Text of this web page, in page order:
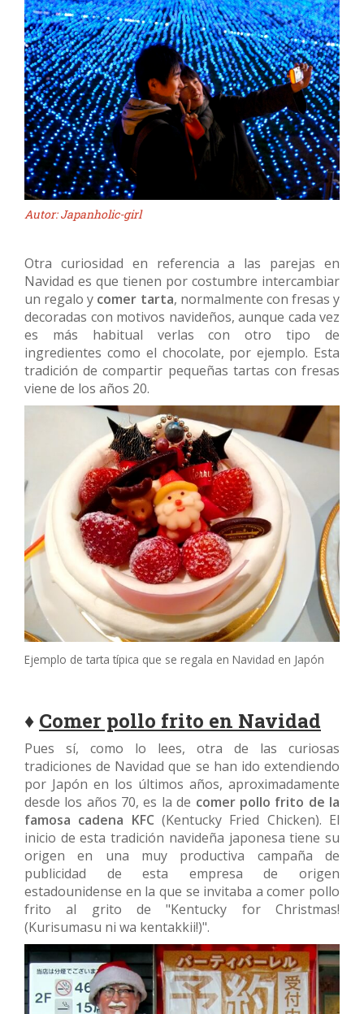
Autor: Japanholic-girl
Otra curiosidad en referencia a las parejas en
Navidad es que tienen por costumbre intercambiar
un regalo y comer tarta, normalmente con fresas y
decoradas con motivos navideños, aunque cada vez
es más habitual verlas con otro tipo de
ingredientes como el chocolate, por ejemplo. Esta
tradición de compartir pequeñas tartas con fresas
viene de los años 20.
Ejemplo de tarta típica que se regala en Navidad en Japón
♦ Comer pollo frito en Navidad
Pues sí, como lo lees, otra de las curiosas
tradiciones de Navidad que se han ido extendiendo
por Japón en los últimos años, aproximadamente
desde los años 70, es la de comer pollo frito de la
famosa cadena KFC (Kentucky Fried Chicken). El
inicio de esta tradición navideña japonesa tiene su
origen en una muy productiva campaña de
publicidad de esta empresa de origen
estadounidense en la que se invitaba a comer pollo
frito al grito de "Kentucky for Christmas!
(Kurisumasu ni wa kentakkii!)".